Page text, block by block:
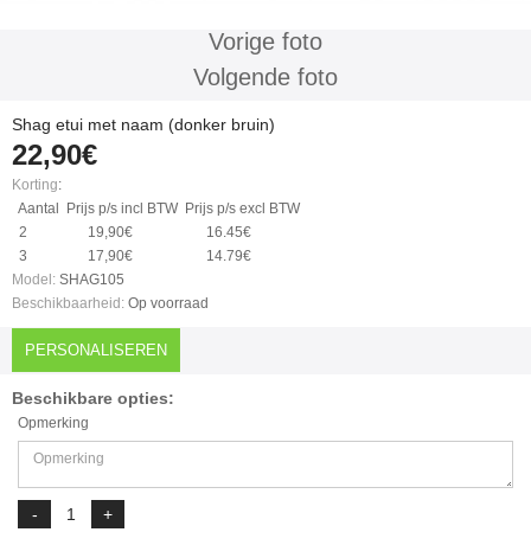
Vorige foto
Volgende foto
Shag etui met naam (donker bruin)
22,90€
Korting:
Aantal
Prijs p/s incl BTW Prijs p/s excl BTW
2
19,90€
16.45€
3
17,90€
14.79€
Model: SHAG105
Beschikbaarheid: Op voorraad
PERSONALISEREN
Beschikbare opties:
Opmerking